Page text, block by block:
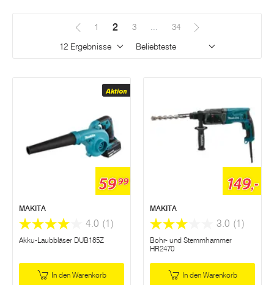
1 2(Aktuell)
3 ... 34
Ergebnisse pro Seite Sortieren
Aktion
5999
MAKITA
4.0 (1)
Akku-Laubbläser DUB185Z
In den Warenkorb
149,-
MAKITA
3.0 (1)
Bohr- und Stemmhammer
HR2470
In den Warenkorb